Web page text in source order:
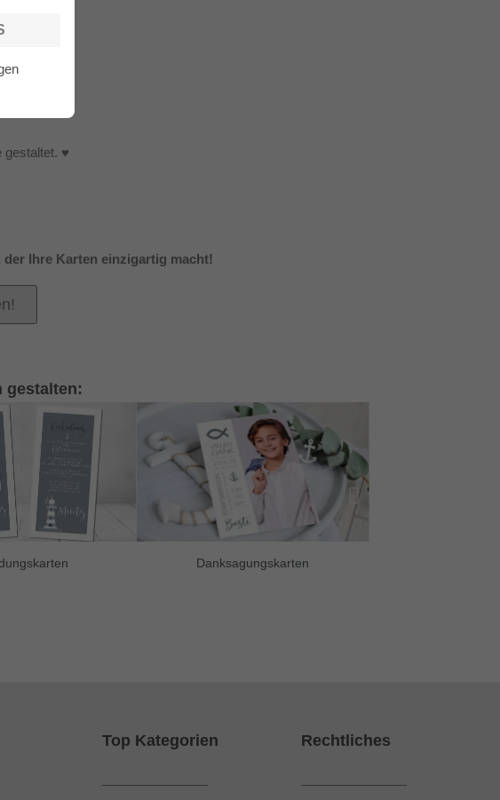
gestaltet. ♥
Ihre Karten einzigartig macht!
gestalten:
Danksagungskarten
Top Kategorien Rechtliches